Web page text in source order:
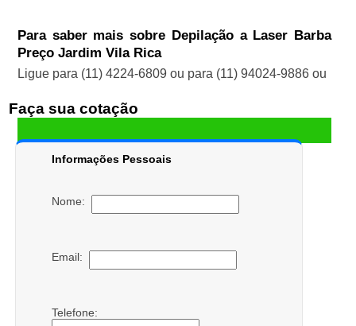
Para saber mais sobre Depilação a Laser Barba
Preço Jardim Vila Rica
Ligue para (11) 4224-6809 ou para (11) 94024-9886ou
Faça sua cotação
Informações Pessoais
Nome:
Email:
Telefone: